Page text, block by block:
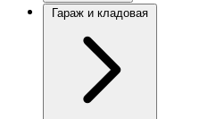
Гараж и кладовая